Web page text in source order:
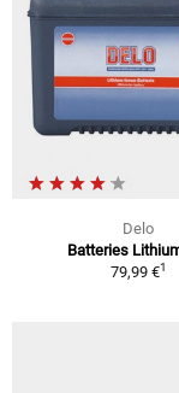
Delo
Batteries
79,99 €1